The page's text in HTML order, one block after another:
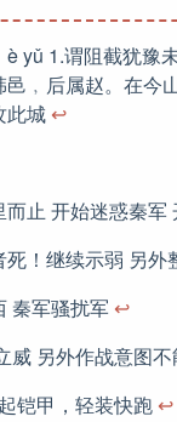
è yǔ 1.谓阻截犹豫
﹐后属赵。在今
此城 ↩︎
止 开始迷惑秦军
！继续示弱 另外
秦军骚扰军 ↩︎
威 另外作战意图
铠甲，轻装快跑 ↩︎